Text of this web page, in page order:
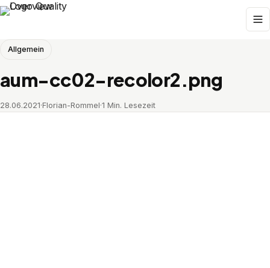
Allgemein
aum-cc02-recolor2.png
28.06.2021·Florian-Rommel·1 Min. Lesezeit